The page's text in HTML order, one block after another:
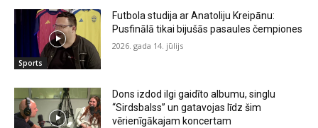
Sports
Futbola studija ar Anatoliju Kreipānu:
Pusfinālā tikai bijušās pasaules čempiones
2026. gada 14. jūlijs
Dons izdod ilgi gaidīto albumu, singlu
“Sirdsbalss” un gatavojas līdz šim
vērienīgākajam koncertam